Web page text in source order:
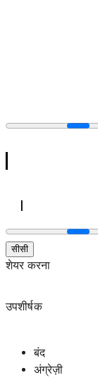
सीसी
शेयर करना
उपशीर्षक
बंद
अंग्रेज़ी